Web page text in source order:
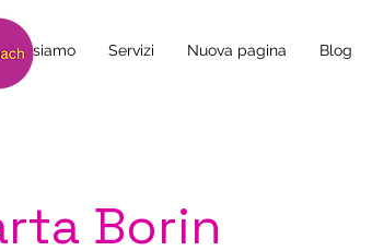
Chi siamo Servizi Nuova pagina Blog
Borin